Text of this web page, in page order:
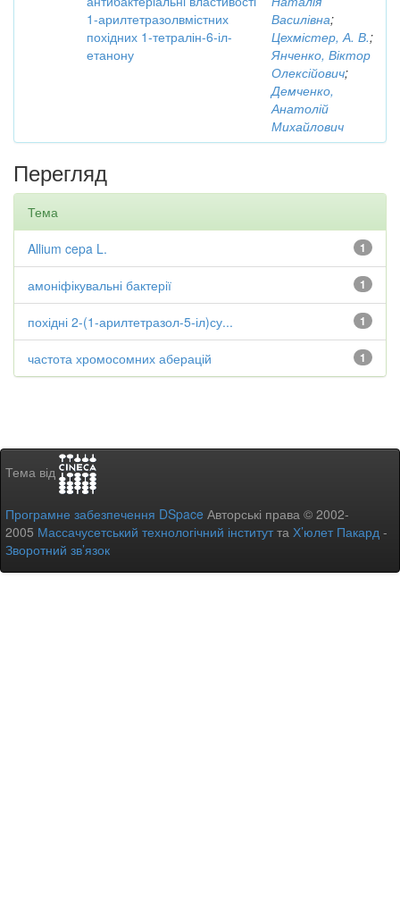
1-арилтетразолвмістних
похідних 1-тетралін-6-іл-
етанону
Василівна;
Цехмістер, А. В.;
Янченко, Віктор
Олексійович;
Демченко,
Анатолій
Михайлович
Перегляд
Тема
1
Allium cepa L.
1
амоніфікувальні бактерії
1
похідні 2-(1-арилтетразол-5-іл)су...
1
частота хромосомних аберацій
Тема від
Програмне забезпечення DSpace Авторські права © 2002-
2005 Массачусетський технологічний інститутта Х’юлет Пакард -
Зворотний зв’язок